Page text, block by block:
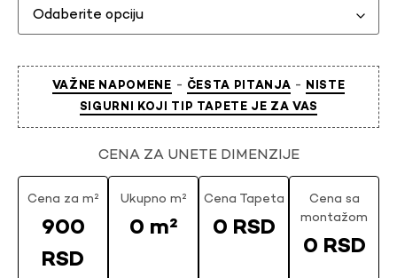
VAŽNE NAPOMENE - ČESTA PITANJA - NISTE
SIGURNI KOJI TIP TAPETE JE ZA VAS
CENA ZA UNETE DIMENZIJE
Cena za m²
900
RSD
Ukupno m²
0 m²
Cena Tapeta
0 RSD
Cena sa
montažom
0 RSD